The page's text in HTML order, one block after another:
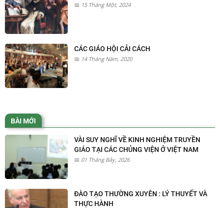
15 Tháng Một, 2024
CÁC GIÁO HỘI CẢI CÁCH
14 Tháng Năm, 2020
BÀI MỚI
VÀI SUY NGHĨ VỀ KINH NGHIỆM TRUYỀN
GIÁO TẠI CÁC CHỦNG VIỆN Ở VIỆT NAM
01 Tháng Bảy, 2026
ĐÀO TẠO THƯỜNG XUYÊN : LÝ THUYẾT VÀ
THỰC HÀNH